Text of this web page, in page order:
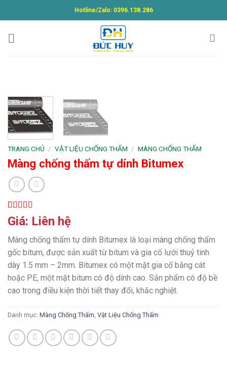
to
Hotline/Zalo: 0396.138.286
TRANG CHỦ / VẬT LIỆU CHỐNG THẤM / MÀNG CHỐNG THẤM
Màng chống thấm tự dính Bitumex
5.00trên 5
dựa trên
1
Giá: Liên hệ
Màng chống thấm tự dính Bitumex là loại màng chống thấm
gốc bitum, được sản xuất từ bitum và gia cố lưới thuỷ tinh
dày 1.5 mm – 2mm. Bitumex có một mặt gia cố bằng cát
hoặc PE, một mặt bitum có độ dính cao. Sản phẩm có độ bề
cao trong điều kiện thời tiết thay đổi, khắc nghiệt.
Danh mục: Màng Chống Thấm, Vật Liệu Chống Thấm